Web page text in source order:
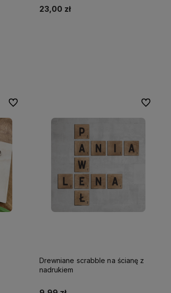
23,00 zł
Do ulubionych
Drewniane scrabble na ścianę z
nadrukiem
Do